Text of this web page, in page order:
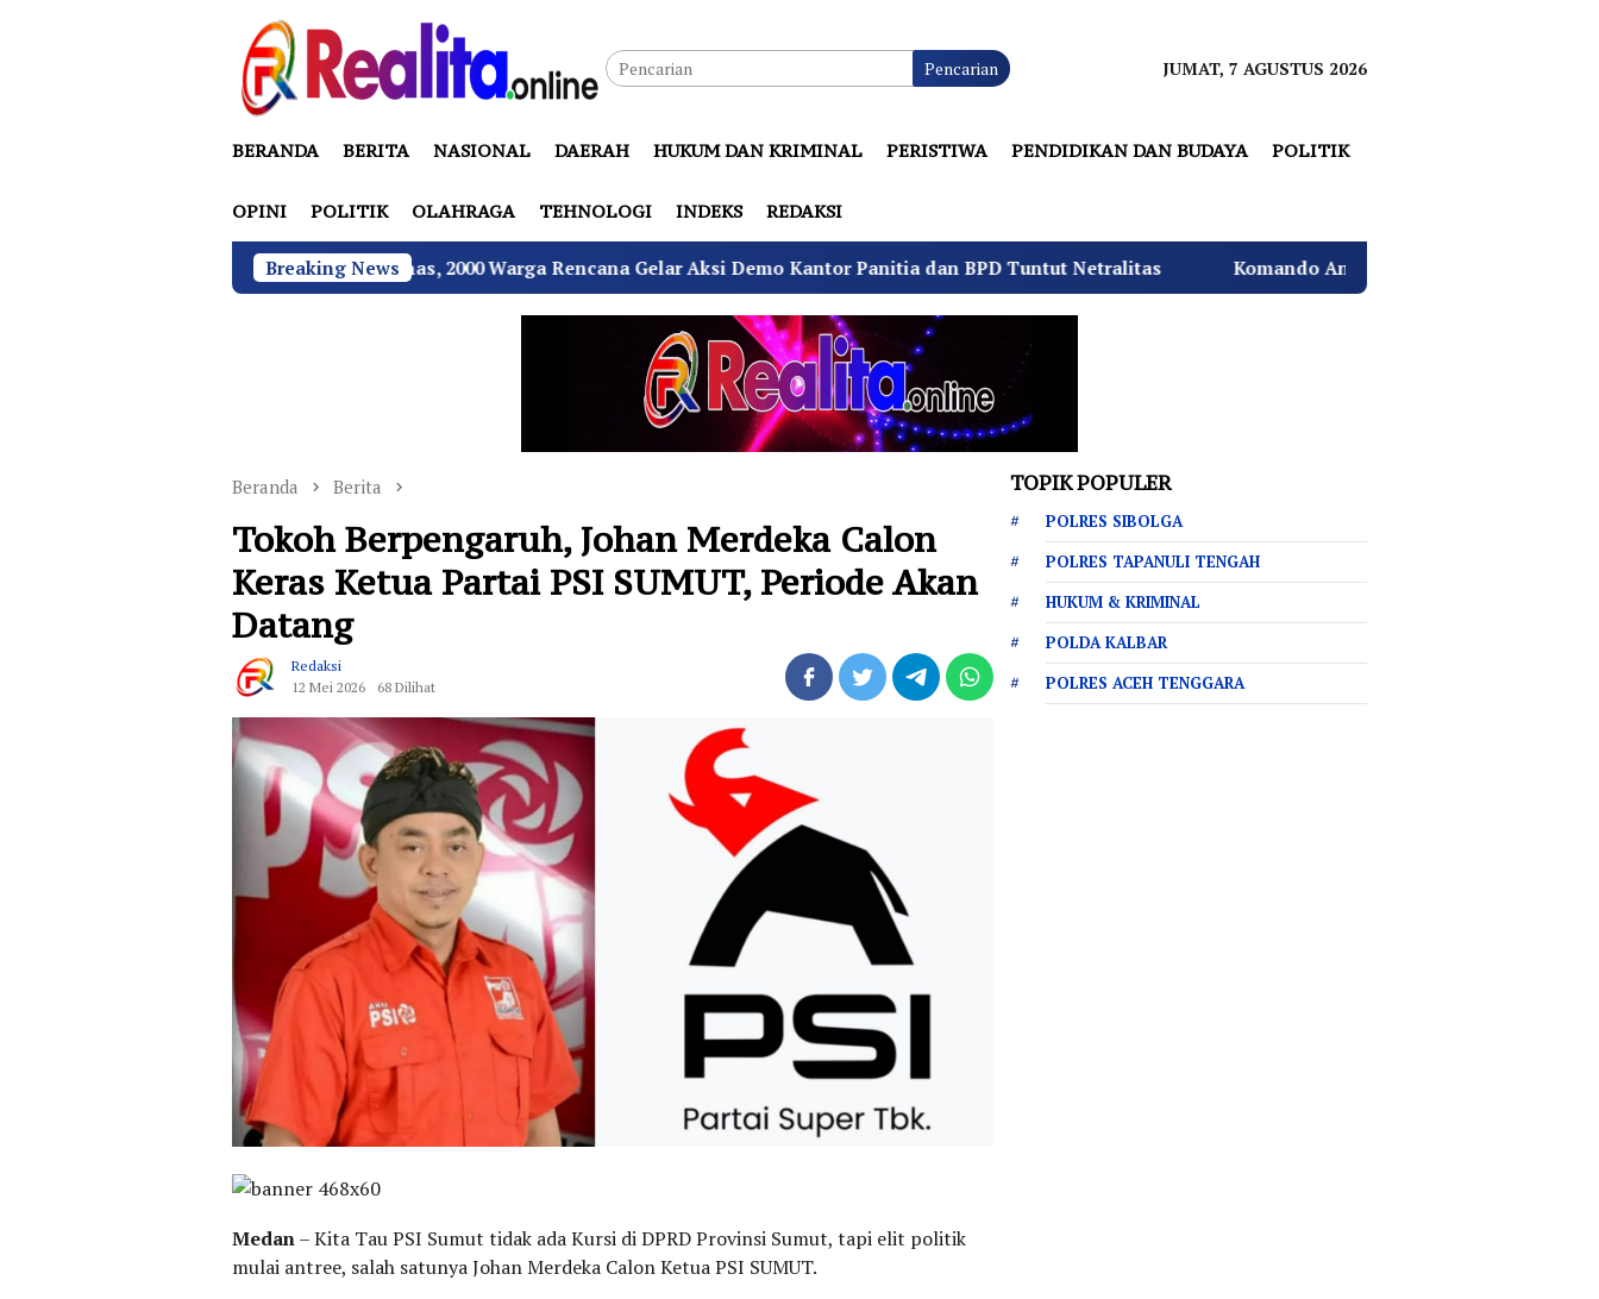
Pencarian JUMAT, 7 AGUSTUS 2026
BERANDA BERITA NASIONAL DAERAH HUKUM DAN KRIMINAL PERISTIWA PENDIDIKAN DAN BUDAYA POLITIK
OPINI POLITIK OLAHRAGA TEHNOLOGI INDEKS REDAKSI
Breaking News
Pilkades Sukamulya Memanas, 2000 Warga Rencana Gelar Aksi Demo Kantor Panitia dan BPD Tuntut Netralitas Komando Angkatan Laut I Beri Warna Baru Ciptakan
Beranda Berita
Tokoh Berpengaruh, Johan Merdeka Calon
Keras Ketua Partai PSI SUMUT, Periode Akan
Datang
Redaksi
12 Mei 2026
68 Dilihat
Medan– Kita Tau PSI Sumut tidak ada Kursi di DPRD Provinsi Sumut, tapi elit politik
mulai antree, salah satunya Johan Merdeka Calon Ketua PSI SUMUT.
TOPIK POPULER
POLRES SIBOLGA
POLRES TAPANULI TENGAH
HUKUM & KRIMINAL
POLDA KALBAR
POLRES ACEH TENGGARA